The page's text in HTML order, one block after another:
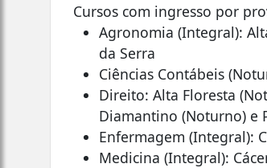
Cursos com ingresso por
Agronomia (Integral):
da Serra
Ciências Contábeis
Direito: Alta Floresta
Diamantino (Noturno) e
Enfermagem (Integral):
Medicina (Integral):